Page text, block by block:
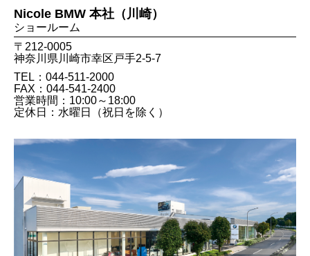
Nicole BMW 本社（川崎）
ショールーム
〒212-0005
神奈川県川崎市幸区戸手2-5-7
TEL：044-511-2000
FAX：044​-541​-2400
営業時間：10:00～18:00
定休日：水曜日（祝日を除く）